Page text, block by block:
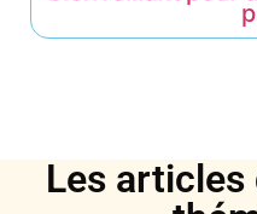
Les articles